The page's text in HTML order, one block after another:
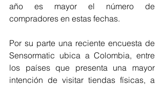
año es mayor el número de
compradores en estas fechas.
Por su parte una reciente encuesta de
Sensormatic ubica a Colombia, entre
los países que presenta una mayor
intención de visitar tiendas físicas, a